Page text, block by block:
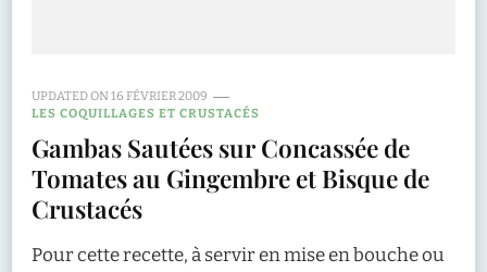
UPDATED ON16 FÉVRIER 2009
LES COQUILLAGES ET CRUSTACÉS
Gambas Sautées sur Concassée de
Tomates au Gingembre et Bisque de
Crustacés
Pour cette recette, à servir en mise en bouche ou